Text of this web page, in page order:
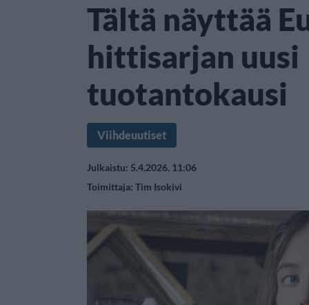
Tältä näyttää
hittisarjan uusi
tuotantokausi
Viihdeuutiset
Julkaistu: 5.4.2026, 11:06
Toimittaja: Tim Isokivi